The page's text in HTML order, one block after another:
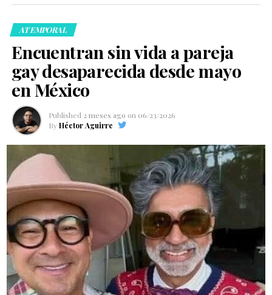
ATEMPORAL
Encuentran sin vida a pareja
gay desaparecida desde mayo
en México
Published 2 meses ago on 06/23/2026
By Héctor Aguirre